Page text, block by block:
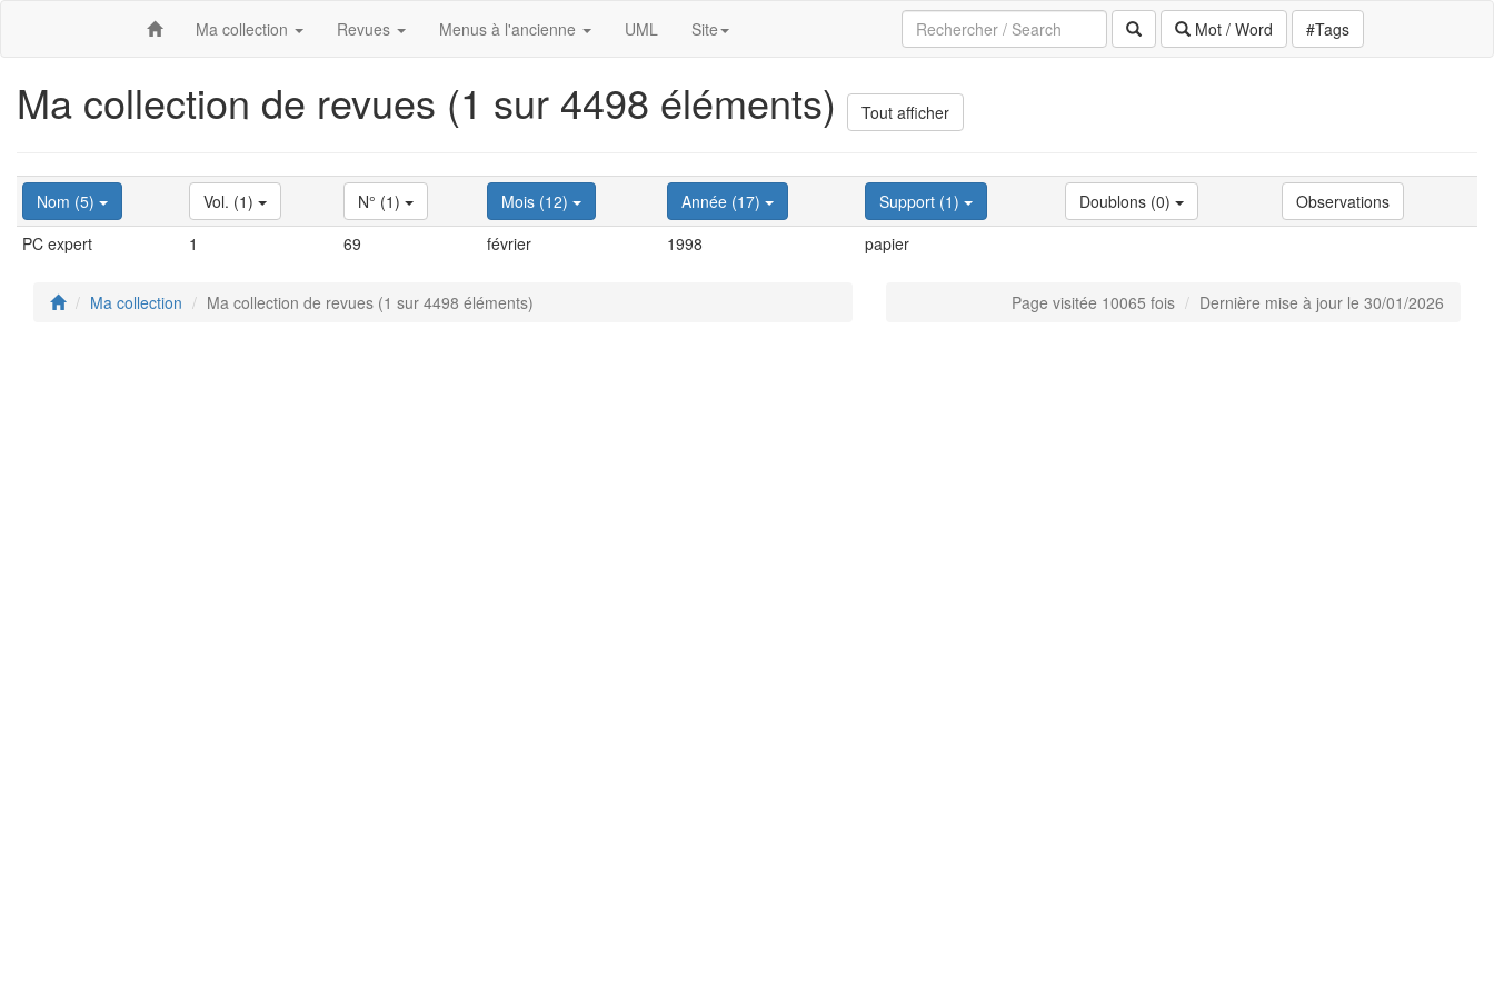
Ma collection Revues Menus à l'ancienne UML Site Mot / Word #Tags
Ma collection de revues (1 sur 4498 éléments) Tout afficher
Nom (5) Vol. (1) N° (1) Mois (12) Année (17) Support (1) Doublons (0)
Observations
PC expert
1 69 février 1998 papier
Ma collection Ma collection de revues (1 sur 4498 éléments) Page visitée 10065 fois Dernière mise à jour le 30/01/2026